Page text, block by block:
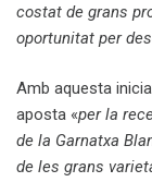
costat de grans
oportunitat per
Amb aquesta
aposta «per la
de la Garnatxa
de les grans